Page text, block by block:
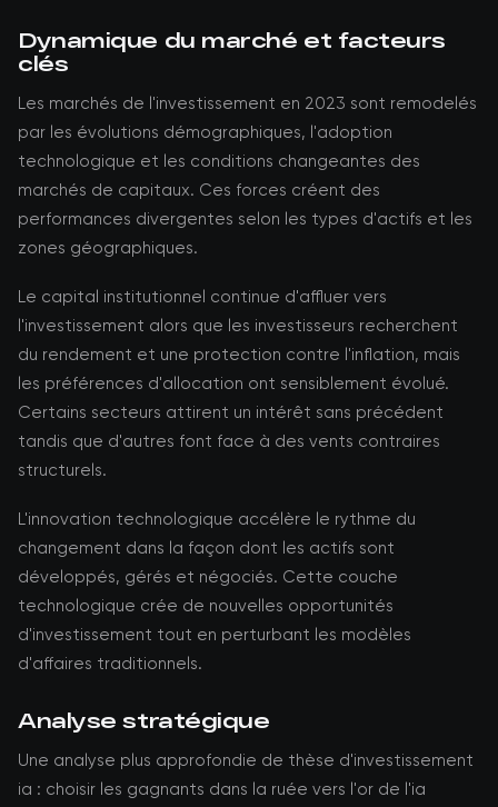
Dynamique du marché et facteurs
clés
Les marchés de l'investissement en 2023 sont remodelés
par les évolutions démographiques, l'adoption
technologique et les conditions changeantes des
marchés de capitaux. Ces forces créent des
performances divergentes selon les types d'actifs et les
zones géographiques.
Le capital institutionnel continue d'affluer vers
l'investissement alors que les investisseurs recherchent
du rendement et une protection contre l'inflation, mais
les préférences d'allocation ont sensiblement évolué.
Certains secteurs attirent un intérêt sans précédent
tandis que d'autres font face à des vents contraires
structurels.
L'innovation technologique accélère le rythme du
changement dans la façon dont les actifs sont
développés, gérés et négociés. Cette couche
technologique crée de nouvelles opportunités
d'investissement tout en perturbant les modèles
d'affaires traditionnels.
Analyse stratégique
Une analyse plus approfondie de thèse d'investissement
ia : choisir les gagnants dans la ruée vers l'or de l'ia